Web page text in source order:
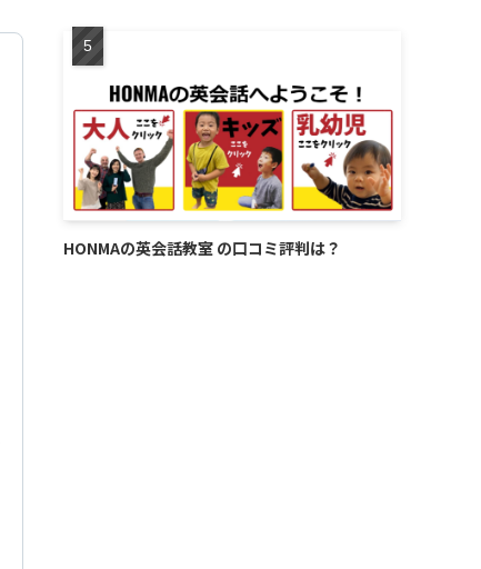
HONMAの英会話教室 の口コミ評判は？